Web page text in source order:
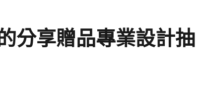
分享贈品專業設計抽